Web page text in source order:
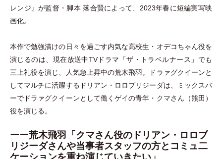
レンジ』が監督 ・ 脚本 落合賢によって、2023年春に短編実写映
画化。
本作で勉強漬けの日々を過ごす内気な高校生 ・ オデコちゃん役を
演じるのは、現在放送中TVドラマ
「ザ ・ トラベルナース 」 でも
三上礼役を演じ、人気急上昇中の荒木飛羽。ドラァグクイーンと
してマルチに活躍するドリアン ・ ロロブリジーダは、ミックスバ
ーでドラァグクイーンとして働くゲイの青年 ・ クマさん （熊田 ）
役を演じる。
ーー荒木飛羽「クマさん役のドリアン・ロロブ
リジーダさんや当事者スタッフの方とコミュ二
ケーションを重ね演じていきたい」